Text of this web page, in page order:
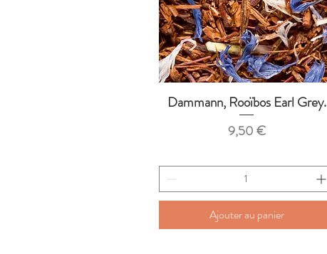
Aperçu rapide
Dammann, Rooïbos Earl Grey.
Prix
9,50 €
Ajouter au panier